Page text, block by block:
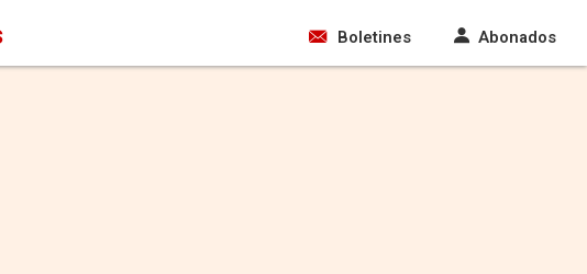
Boletines Abonados